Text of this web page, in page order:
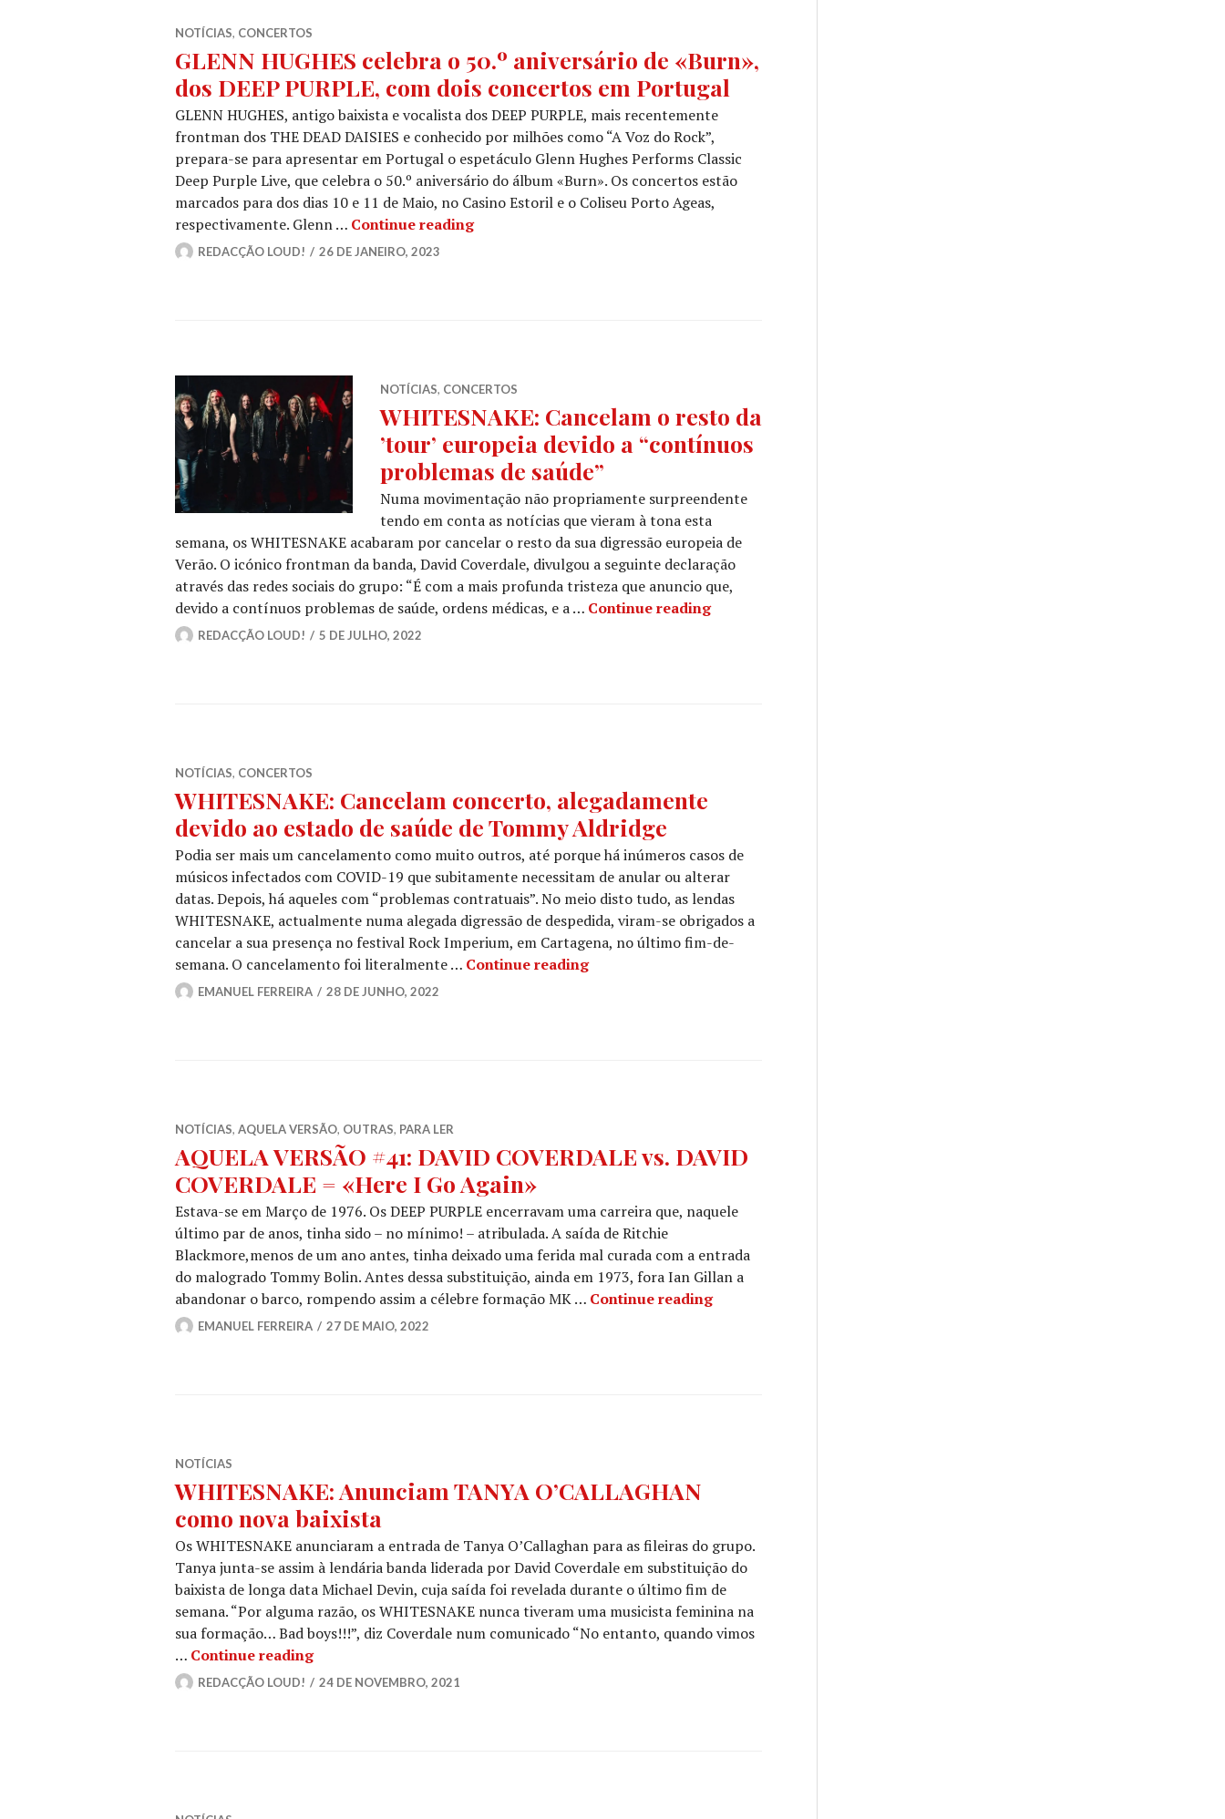
NOTÍCIAS, CONCERTOS
GLENN HUGHES celebra o 50.º aniversário de «Burn»,
dos DEEP PURPLE, com dois concertos em Portugal
GLENN HUGHES, antigo baixista e vocalista dos DEEP PURPLE, mais recentemente
frontman dos THE DEAD DAISIES e conhecido por milhões como “A Voz do Rock”,
prepara-se para apresentar em Portugal o espetáculo Glenn Hughes Performs Classic
Deep Purple Live, que celebra o 50.º aniversário do álbum «Burn». Os concertos estão
marcados para dos dias 10 e 11 de Maio, no Casino Estoril e o Coliseu Porto Ageas,
respectivamente. Glenn … Continue readingGLENN HUGHES celebra o 50.º aniversário de «Burn», dos DEEP PURPLE, com dois concertos em Portugal
REDACÇÃO LOUD! 26 DE JANEIRO, 2023
NOTÍCIAS, CONCERTOS
WHITESNAKE: Cancelam o resto da
’tour’ europeia devido a “contínuos
problemas de saúde”
Numa movimentação não propriamente surpreendente
tendo em conta as notícias que vieram à tona esta
semana, os WHITESNAKE acabaram por cancelar o resto da sua digressão europeia de
Verão. O icónico frontman da banda, David Coverdale, divulgou a seguinte declaração
através das redes sociais do grupo: “É com a mais profunda tristeza que anuncio que,
devido a contínuos problemas de saúde, ordens médicas, e a … Continue readingWHITESNAKE: Cancelam o resto da ’tour’ europeia devido a
REDACÇÃO LOUD! 5 DE JULHO, 2022
NOTÍCIAS, CONCERTOS
WHITESNAKE: Cancelam concerto, alegadamente
devido ao estado de saúde de Tommy Aldridge
Podia ser mais um cancelamento como muito outros, até porque há inúmeros casos de
músicos infectados com COVID-19 que subitamente necessitam de anular ou alterar
datas. Depois, há aqueles com “problemas contratuais”. No meio disto tudo, as lendas
WHITESNAKE, actualmente numa alegada digressão de despedida, viram-se obrigados a
cancelar a sua presença no festival Rock Imperium, em Cartagena, no último fim-de-
semana. O cancelamento foi literalmente … Continue readingWHITESNAKE: Cancelam concerto, alegadamente devido ao estado de saúde de Tommy
EMANUEL FERREIRA 28 DE JUNHO, 2022
NOTÍCIAS, AQUELA VERSÃO, OUTRAS, PARA LER
AQUELA VERSÃO #41: DAVID COVERDALE vs. DAVID
COVERDALE = «Here I Go Again»
Estava-se em Março de 1976. Os DEEP PURPLE encerravam uma carreira que, naquele
último par de anos, tinha sido – no mínimo! – atribulada. A saída de Ritchie
Blackmore,menos de um ano antes, tinha deixado uma ferida mal curada com a entrada
do malogrado Tommy Bolin. Antes dessa substituição, ainda em 1973, fora Ian Gillan a
abandonar o barco, rompendo assim a célebre formação MK … Continue readingAQUELA VERSÃO #41: DAVID COVERDALE vs. DAVID COVERDALE =
EMANUEL FERREIRA 27 DE MAIO, 2022
NOTÍCIAS
WHITESNAKE: Anunciam TANYA O’CALLAGHAN
como nova baixista
Os WHITESNAKE anunciaram a entrada de Tanya O’Callaghan para as fileiras do grupo.
Tanya junta-se assim à lendária banda liderada por David Coverdale em substituição do
baixista de longa data Michael Devin, cuja saída foi revelada durante o último fim de
semana. “Por alguma razão, os WHITESNAKE nunca tiveram uma musicista feminina na
sua formação… Bad boys!!!”, diz Coverdale num comunicado “No entanto, quando vimos
… Continue readingWHITESNAKE: Anunciam TANYA O’CALLAGHAN como nova baixista
REDACÇÃO LOUD! 24 DE NOVEMBRO, 2021